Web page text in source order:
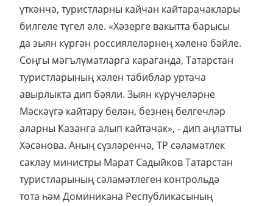
үткәнчә, туристларны кайчан кайтарачаклары
билгеле түгел әле. «Хәзерге вакытта барысы
да зыян күргән россиялеләрнең хәленә бәйле.
Соңгы мәгълүматларга караганда, Татарстан
туристларының хәлен табиблар уртача
авырлыкта дип бәяли. Зыян күрүчеләрне
Мәскәүгә кайтару белән, безнең белгечләр
аларны Казанга алып кайтачак», - дип аңлатты
Хәсәнова. Аның сүзләренчә, ТР сәламәтлек
саклау министры Марат Садыйков Татарстан
туристларының сәламәтлеген контрольдә
тота һәм Доминикана Республикасының